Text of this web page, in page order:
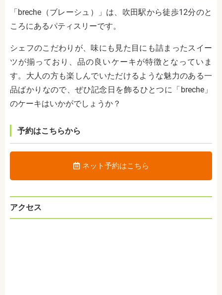
「breche（ブレーシュ）」は、吹田駅から徒歩12分のと
ころにあるパティスリーです。
シェフのこだわりが、味にも見た目にも詰まったスイー
ツが揃っており、品の良いケーキが特徴となっていま
す。大人の方も楽しんでいただけるような魅力のある一
品ばかりなので、ぜひ記念日を飾るひとつに「breche」
のケーキはいかがでしょうか？
予約はこちらから
ネット予約はこちら
アクセス